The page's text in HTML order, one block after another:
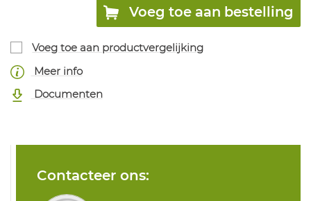
Voeg toe aan bestelling
Voeg toe aan productvergelijking
Meer info
Documenten
Contacteer ons: